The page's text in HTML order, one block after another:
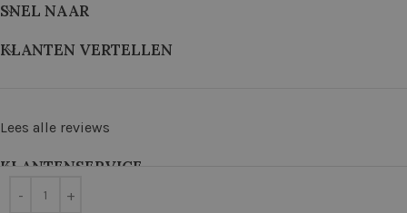
SNEL NAAR
KLANTEN VERTELLEN
Lees alle reviews
KLANTENSERVICE
2026